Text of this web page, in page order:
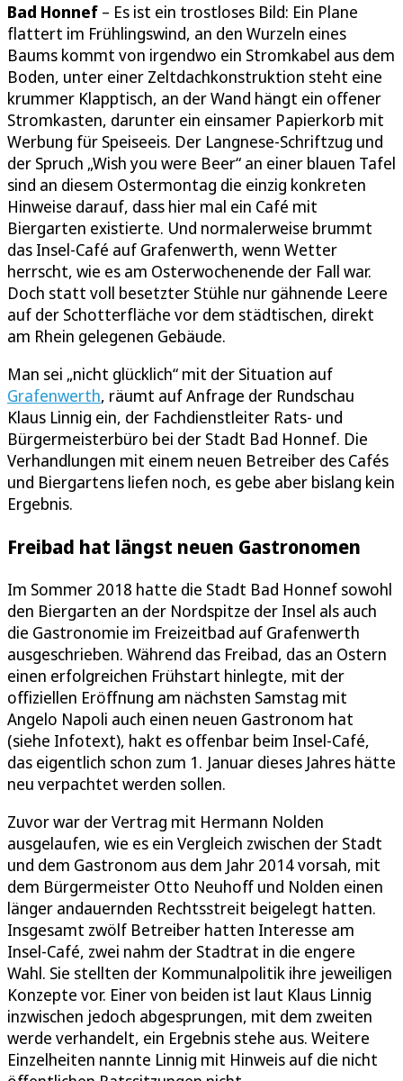
Bad Honnef – Es ist ein trostloses Bild: Ein Plane
flattert im Frühlingswind, an den Wurzeln eines
Baums kommt von irgendwo ein Stromkabel aus dem
Boden, unter einer Zeltdachkonstruktion steht eine
krummer Klapptisch, an der Wand hängt ein offener
Stromkasten, darunter ein einsamer Papierkorb mit
Werbung für Speiseeis. Der Langnese-Schriftzug und
der Spruch „Wish you were Beer“ an einer blauen Tafel
sind an diesem Ostermontag die einzig konkreten
Hinweise darauf, dass hier mal ein Café mit
Biergarten existierte. Und normalerweise brummt
das Insel-Café auf Grafenwerth, wenn Wetter
herrscht, wie es am Osterwochenende der Fall war.
Doch statt voll besetzter Stühle nur gähnende Leere
auf der Schotterfläche vor dem städtischen, direkt
am Rhein gelegenen Gebäude.
Man sei „nicht glücklich“ mit der Situation auf
Grafenwerth, räumt auf Anfrage der Rundschau
Klaus Linnig ein, der Fachdienstleiter Rats- und
Bürgermeisterbüro bei der Stadt Bad Honnef. Die
Verhandlungen mit einem neuen Betreiber des Cafés
und Biergartens liefen noch, es gebe aber bislang kein
Ergebnis.
Freibad hat längst neuen Gastronomen
Im Sommer 2018 hatte die Stadt Bad Honnef sowohl
den Biergarten an der Nordspitze der Insel als auch
die Gastronomie im Freizeitbad auf Grafenwerth
ausgeschrieben. Während das Freibad, das an Ostern
einen erfolgreichen Frühstart hinlegte, mit der
offiziellen Eröffnung am nächsten Samstag mit
Angelo Napoli auch einen neuen Gastronom hat
(siehe Infotext), hakt es offenbar beim Insel-Café,
das eigentlich schon zum 1. Januar dieses Jahres hätte
neu verpachtet werden sollen.
Zuvor war der Vertrag mit Hermann Nolden
ausgelaufen, wie es ein Vergleich zwischen der Stadt
und dem Gastronom aus dem Jahr 2014 vorsah, mit
dem Bürgermeister Otto Neuhoff und Nolden einen
länger andauernden Rechtsstreit beigelegt hatten.
Insgesamt zwölf Betreiber hatten Interesse am
Insel-Café, zwei nahm der Stadtrat in die engere
Wahl. Sie stellten der Kommunalpolitik ihre jeweiligen
Konzepte vor. Einer von beiden ist laut Klaus Linnig
inzwischen jedoch abgesprungen, mit dem zweiten
werde verhandelt, ein Ergebnis stehe aus. Weitere
Einzelheiten nannte Linnig mit Hinweis auf die nicht